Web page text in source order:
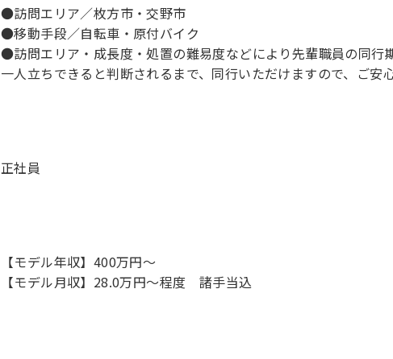
●訪問エリア／枚方市・交野市
●移動手段／自転車・原付バイク
●訪問エリア・成長度・処置の難易度などにより先輩職員の同行
一人立ちできると判断されるまで、同行いただけますので、ご安
正社員
【モデル年収】400万円〜
【モデル月収】28.0万円〜程度 諸手当込